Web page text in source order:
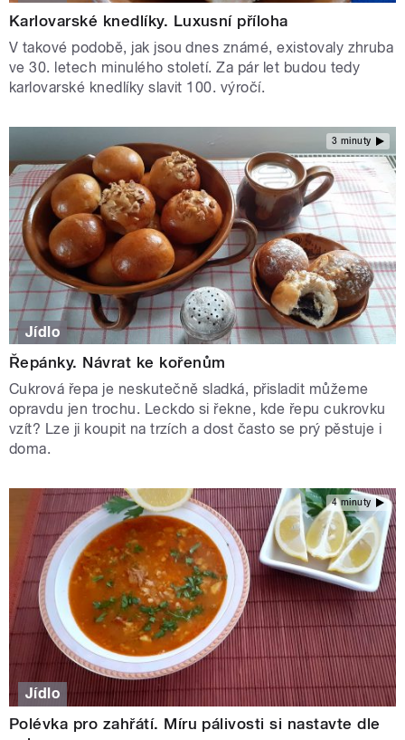
Karlovarské knedlíky. Luxusní příloha
V takové podobě, jak jsou dnes známé, existovaly zhruba
ve 30. letech minulého století. Za pár let budou tedy
karlovarské knedlíky slavit 100. výročí.
3 minuty
Jídlo
Řepánky. Návrat ke kořenům
Cukrová řepa je neskutečně sladká, přisladit můžeme
opravdu jen trochu. Leckdo si řekne, kde řepu cukrovku
vzít? Lze ji koupit na trzích a dost často se prý pěstuje i
doma.
4 minuty
Jídlo
Polévka pro zahřátí. Míru pálivosti si nastavte dle